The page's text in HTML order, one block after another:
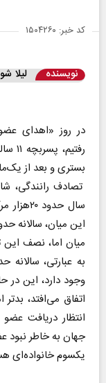
کد خبر: ۱۵۰۴۲۶۰
نویسنده لیلا
در روز «اهدای
بستری و بعد از
تصادف رانندگی،
سال
میان اما، نصف این
وجود دارد، این در
جهان به خاطر نبود
یک‎سوم خانواده‌ای هستند که تصمیم به اهدای زندگی می‌گیرند.